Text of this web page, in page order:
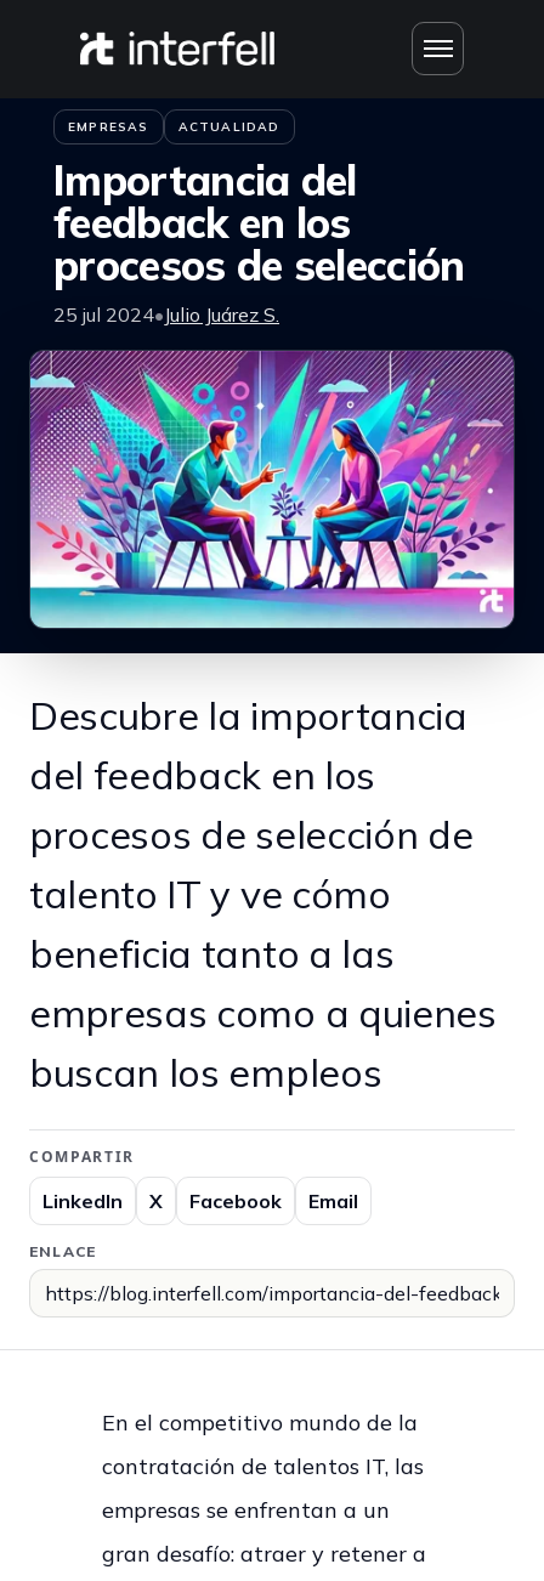
Saltar al contenido
EMPRESAS ACTUALIDAD
Importancia del
feedback en los
procesos de selección
25 jul 2024•Julio Juárez S.
Descubre la importancia
del feedback en los
procesos de selección de
talento IT y ve cómo
beneficia tanto a las
empresas como a quienes
buscan los empleos
COMPARTIR
LinkedIn X Facebook Email
ENLACE
En el competitivo mundo de la
contratación de talentos IT, las
empresas se enfrentan a un
gran desafío: atraer y retener a